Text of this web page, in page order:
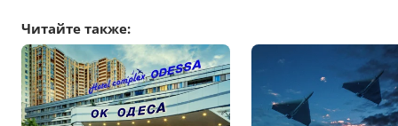
Читайте также: